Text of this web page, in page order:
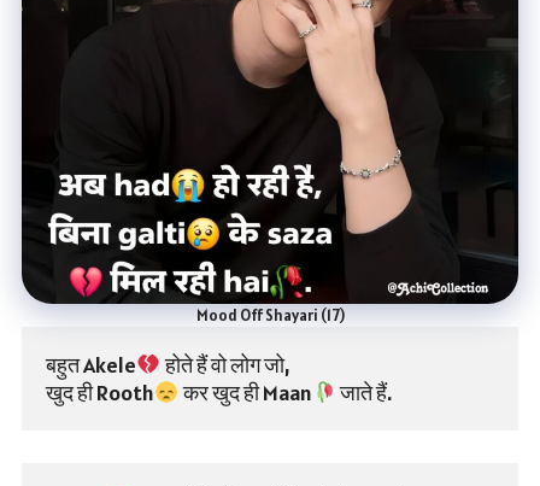
Mood Off Shayari (17)
बहुत Akele
होते हैं वो लोग जो,
खुद ही Rooth
कर खुद ही Maan जाते हैं.